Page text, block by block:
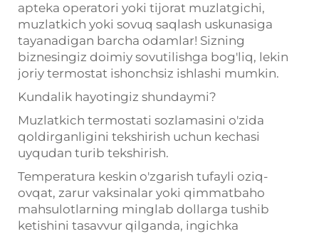
apteka operatori yoki tijorat muzlatgichi,
muzlatkich yoki sovuq saqlash uskunasiga
tayanadigan barcha odamlar! Sizning
biznesingiz doimiy sovutilishga bog'liq, lekin
joriy termostat ishonchsiz ishlashi mumkin.
Kundalik hayotingiz shundaymi?
Muzlatkich termostati sozlamasini o'zida
qoldirganligini tekshirish uchun kechasi
uyqudan turib tekshirish.
Temperatura keskin o'zgarish tufayli oziq-
ovqat, zarur vaksinalar yoki qimmatbaho
mahsulotlarning minglab dollarga tushib
ketishini tasavvur qilganda, ingichka